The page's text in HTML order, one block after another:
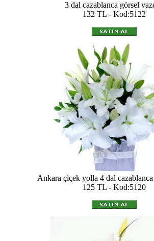
3 dal cazablanca görsel
132 TL - Kod:5122
Ankara çiçek yolla 4 dal
125 TL - Kod:5120